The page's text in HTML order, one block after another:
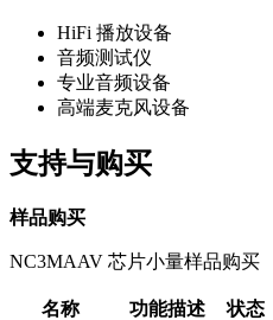
HiFi 播放设备
音频测试仪
专业音频设备
高端麦克风设备
支持与购买
样品购买
NC3MAAV 芯片小量样品购买
名称 功能描述 状态